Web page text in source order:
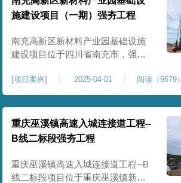
程核心施工内容为蓄水池场地地基
强夯加固处理，总强夯施工面积
25000㎡，施工完成后场地上部将新
施建设项目（一期）强夯工程
南充高新区新材料产业园基础设施
建设项目位于四川省南充市，强夯
软弱土、回填土等复杂地质，采用
强夯地基加固，深层加固地基、提
升承载力、严控工后沉降，为厂
房、道路及配套设施筑牢基础。本
项目施工作业面积大，我司将整个
场地施工区域合理划分为若干个区
段，分区分段施工，投入强夯设备3
[项目案例] 2025-04-01 阅读（9679）
重庆巫溪镇高速入城连接道工程--
B线二标段强夯工程
重庆巫溪镇高速入城连接道工程--B
线二标段项目位于重庆巫溪镇新建